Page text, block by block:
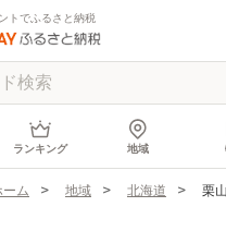
トでふるさと納税
ランキング 地域
ム 地域 北海道 栗